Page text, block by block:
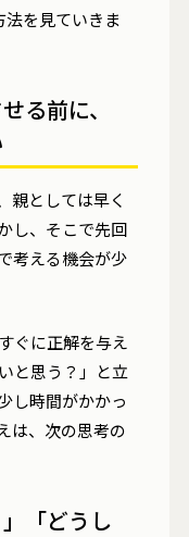
を見ていきま
る前に、
親としては早く
し、そこで先回
考える機会が少
ぐに正解を与え
と思う？」と立
し時間がかかっ
は、次の思考の
「どうし